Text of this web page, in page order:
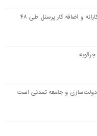
پرداخت یک ماه تعرفه پرستاری ، کارانه و اضافه کار پرسنل طی ۴۸
دولت‌سازی و جامعه تمدنی است